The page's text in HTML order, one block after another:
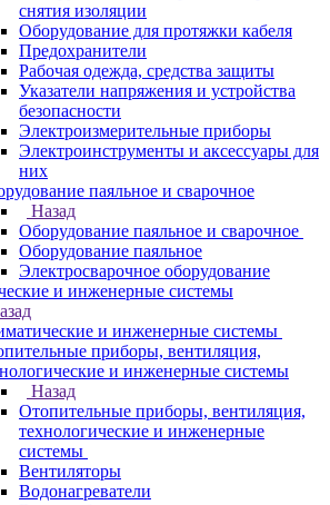
снятия изоляции
Оборудование для протяжки кабеля
Предохранители
Рабочая одежда, средства защиты
Указатели напряжения и устройства
безопасности
Электроизмерительные приборы
Электроинструменты и аксессуары для
них
паяльное и сварочное
Назад
Оборудование паяльное и сварочное
Оборудование паяльное
Электросварочное оборудование
и инженерные системы
и инженерные системы
приборы, вентиляция,
и инженерные системы
Назад
Отопительные приборы, вентиляция,
технологические и инженерные
системы
Вентиляторы
Водонагреватели